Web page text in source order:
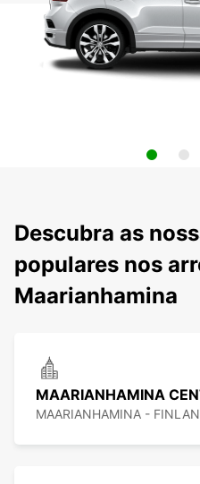
Descubra as
populares nos
Maarianhamina
MAARIANHAMINA
MAARIANHAMINA -